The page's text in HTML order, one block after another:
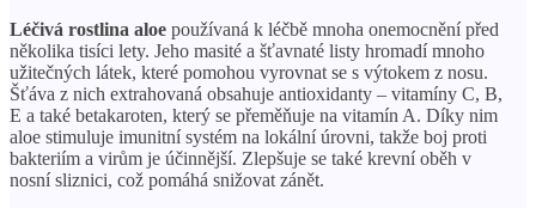
Léčivá rostlina aloe používaná k léčbě mnoha onemocnění před
několika tisíci lety. Jeho masité a šťavnaté listy hromadí mnoho
užitečných látek, které pomohou vyrovnat se s výtokem z nosu.
Šťáva z nich extrahovaná obsahuje antioxidanty – vitamíny C, B,
E a také betakaroten, který se přeměňuje na vitamín A. Díky nim
aloe stimuluje imunitní systém na lokální úrovni, takže boj proti
bakteriím a virům je účinnější. Zlepšuje se také krevní oběh v
nosní sliznici, což pomáhá snižovat zánět.